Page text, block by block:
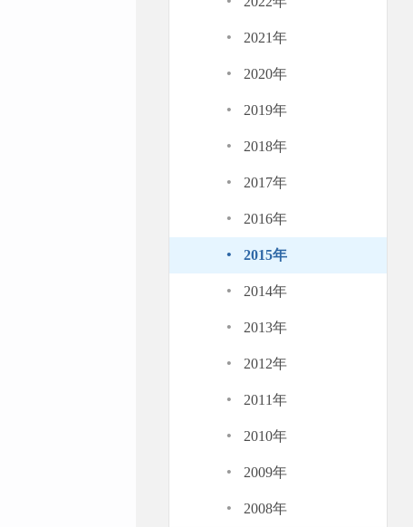
· 2021年
· 2020年
· 2019年
· 2018年
· 2017年
· 2016年
· 2015年
· 2014年
· 2013年
· 2012年
· 2011年
· 2010年
· 2009年
· 2008年